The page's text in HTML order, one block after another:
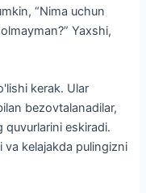
“Nima uchun
Yaxshi,
kerak. Ular
bezovtalanadilar,
eskiradi.
kelajakda pulingizni